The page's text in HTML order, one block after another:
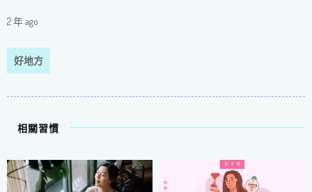
2 年 ago
好地方
相關習慣